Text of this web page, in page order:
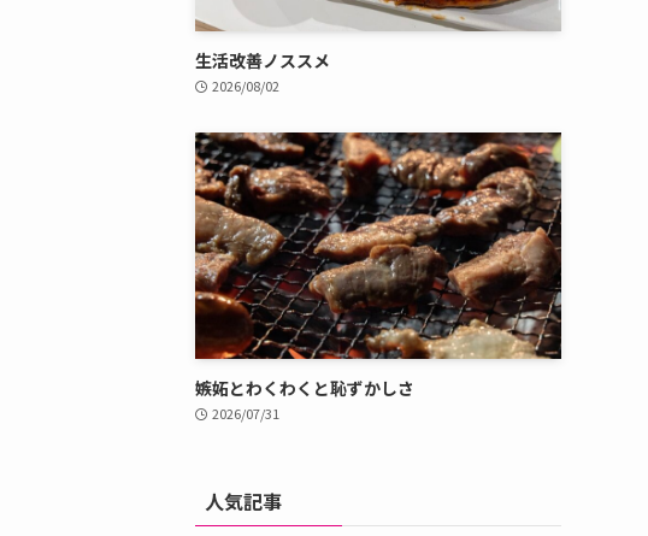
生活改善ノススメ
2026/08/02
嫉妬とわくわくと恥ずかしさ
2026/07/31
人気記事